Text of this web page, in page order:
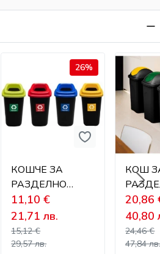
26%
КОШЧЕ ЗА
РАЗДЕЛНО
СЪБИРАНЕ НА
ОТПАДЪЦИ – 28
Л
11,10€
21,71лв.
15,12€
29,57лв.
КОШ
20,86
40,80
24,46€
47,84